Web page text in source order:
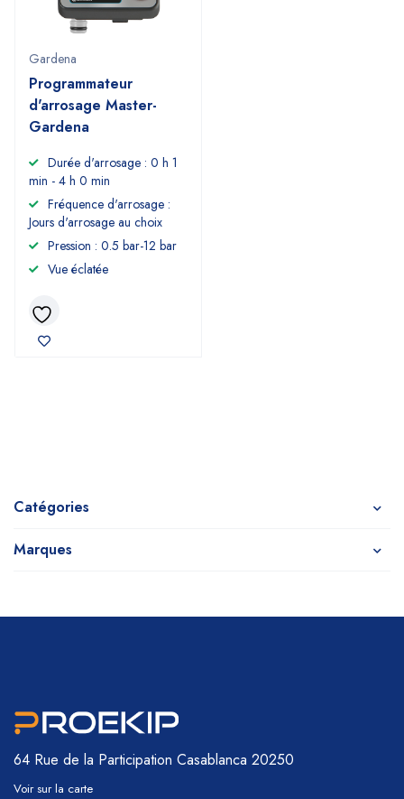
Catégories
Marques
Gardena
Programmateur
d'arrosage Master-
Gardena
Durée d'arrosage : 0 h 1
min - 4 h 0 min
Fréquence d'arrosage :
Jours d'arrosage au choix
Pression : 0.5 bar-12 bar
Vue éclatée
64 Rue de la Participation Casablanca 20250
Voir sur la carte